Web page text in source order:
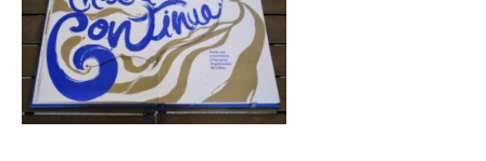
ASSOCIAÇÃO DE TURISMO DE LISBOA
GEMINAÇÕES
ASSOCIAZIONE BOTTEGHE STORICHE DI ROMA